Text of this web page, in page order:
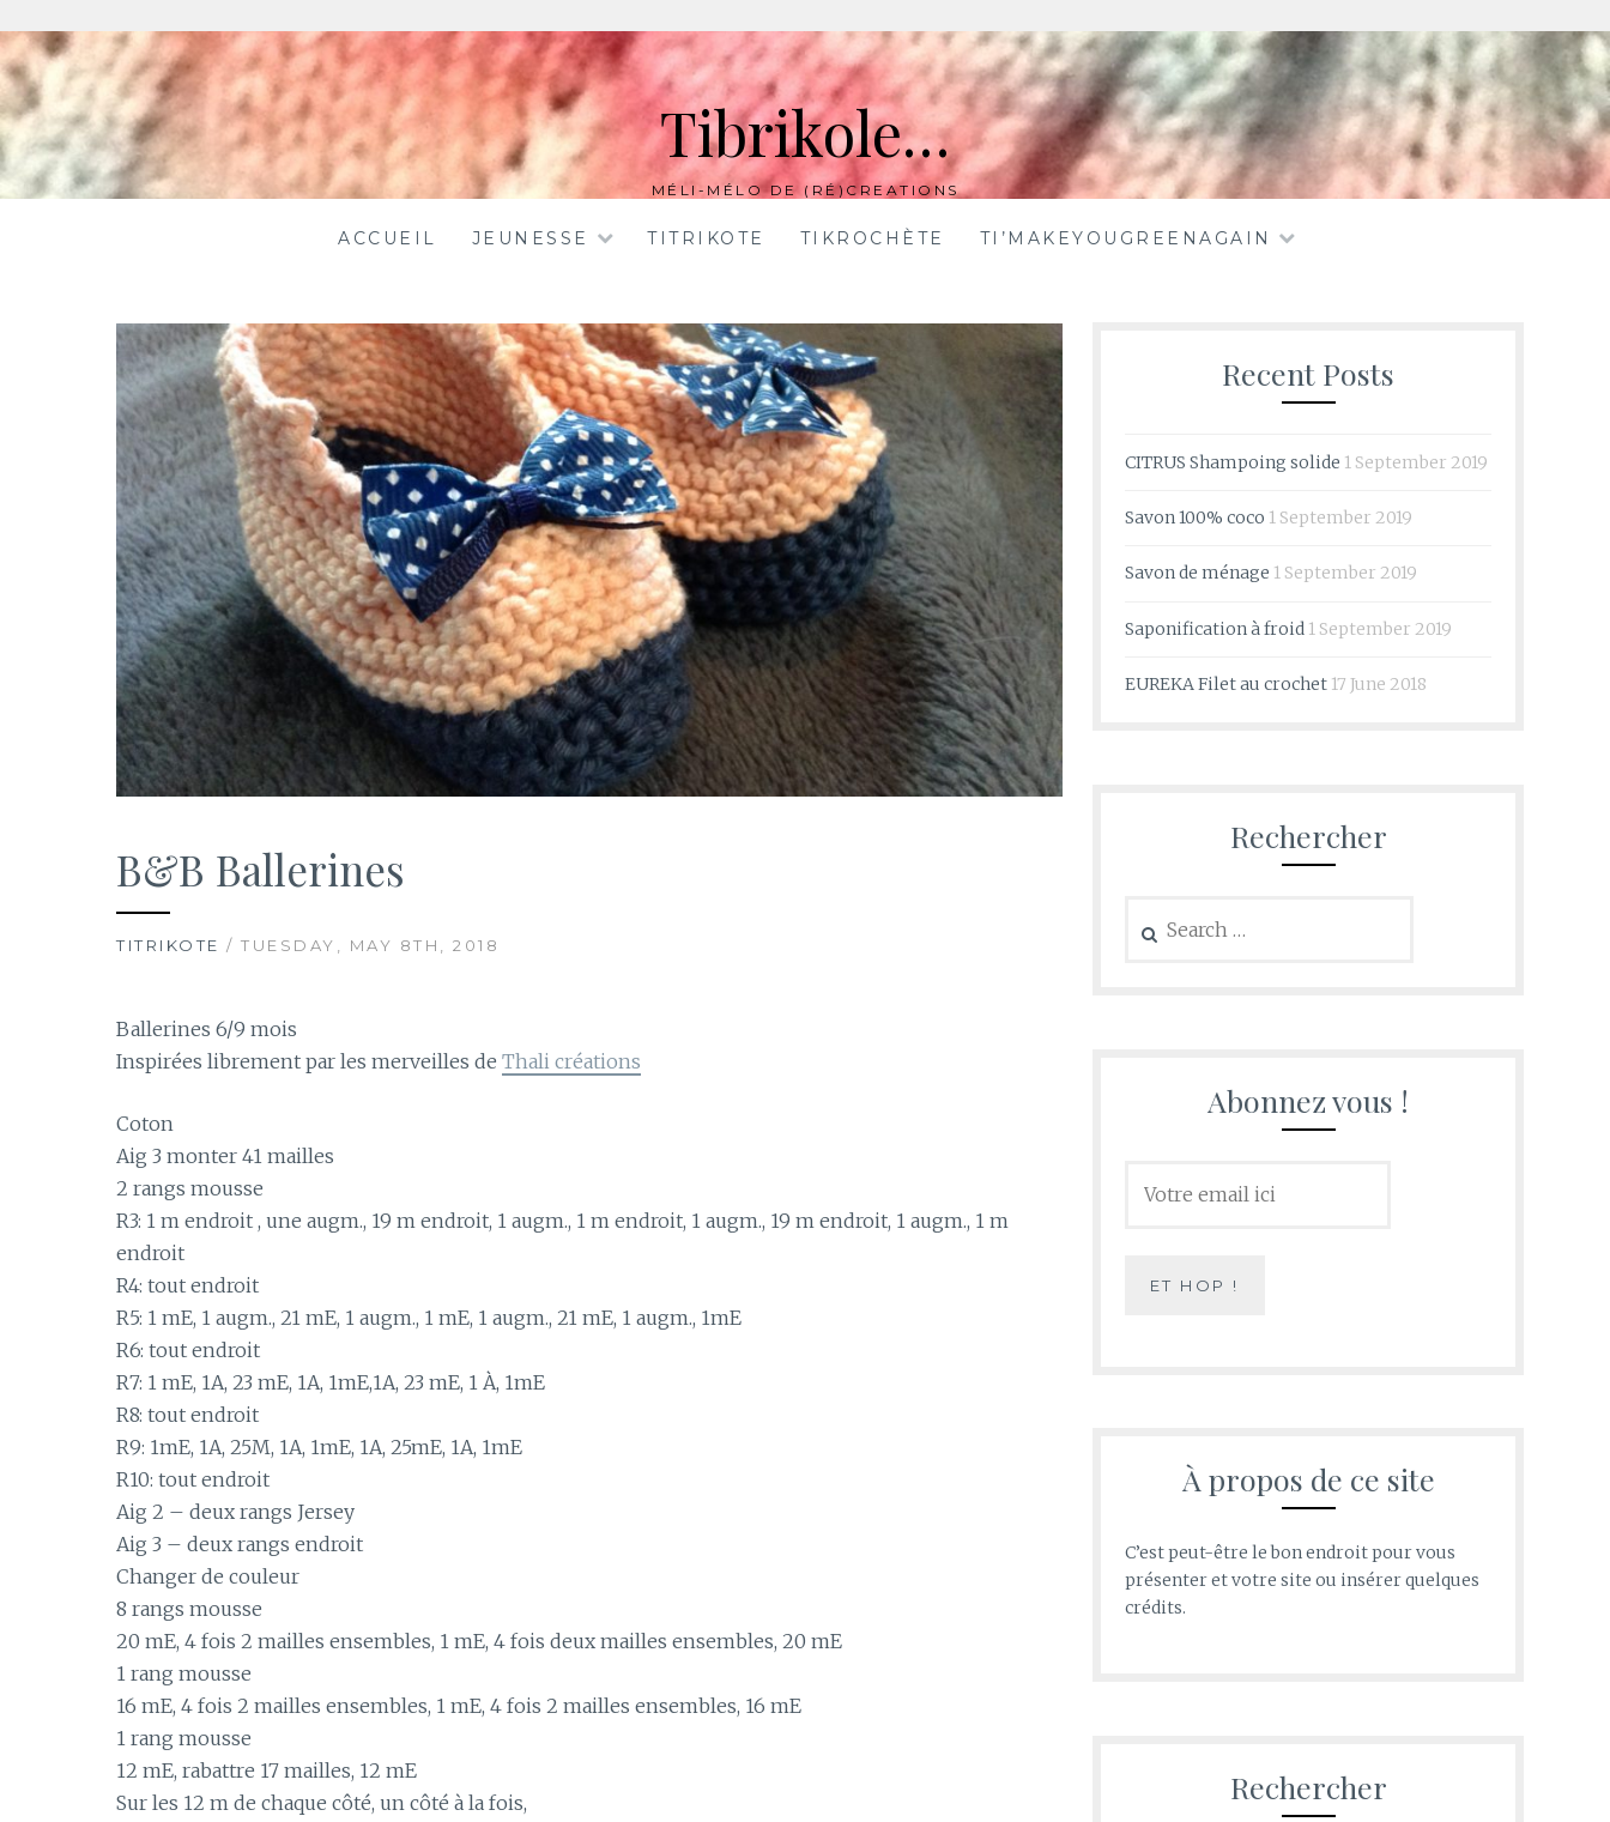
Skip
to
content
Tibrikole…
MÉLI-MÉLO DE (RÉ)CREATIONS
ACCUEIL JEUNESSE TITRIKOTE TIKROCHÈTE TI’MAKEYOUGREENAGAIN
B&B Ballerines
TITRIKOTE / TUESDAY, MAY 8TH, 2018
Ballerines 6/9 mois
Inspirées librement par les merveilles de Thali créations
Coton
Aig 3 monter 41 mailles
2 rangs mousse
R3: 1 m endroit , une augm., 19 m endroit, 1 augm., 1 m endroit, 1 augm., 19 m endroit, 1 augm., 1 m
endroit
R4: tout endroit
R5: 1 mE, 1 augm., 21 mE, 1 augm., 1 mE, 1 augm., 21 mE, 1 augm., 1mE
R6: tout endroit
R7: 1 mE, 1A, 23 mE, 1A, 1mE,1A, 23 mE, 1 À, 1mE
R8: tout endroit
R9: 1mE, 1A, 25M, 1A, 1mE, 1A, 25mE, 1A, 1mE
R10: tout endroit
Aig 2 – deux rangs Jersey
Aig 3 – deux rangs endroit
Changer de couleur
8 rangs mousse
20 mE, 4 fois 2 mailles ensembles, 1 mE, 4 fois deux mailles ensembles, 20 mE
1 rang mousse
16 mE, 4 fois 2 mailles ensembles, 1 mE, 4 fois 2 mailles ensembles, 16 mE
1 rang mousse
12 mE, rabattre 17 mailles, 12 mE
Sur les 12 m de chaque côté, un côté à la fois,
Recent Posts
CITRUS Shampoing solide 1 September 2019
Savon 100% coco 1 September 2019
Savon de ménage 1 September 2019
Saponification à froid 1 September 2019
EUREKA Filet au crochet 17 June 2018
Rechercher
for:
Abonnez vous !
À propos de ce site
C’est peut-être le bon endroit pour vous
présenter et votre site ou insérer quelques
crédits.
Rechercher